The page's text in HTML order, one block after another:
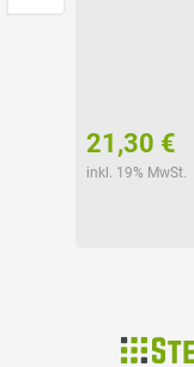
21,30 €
inkl. 19% MwSt.